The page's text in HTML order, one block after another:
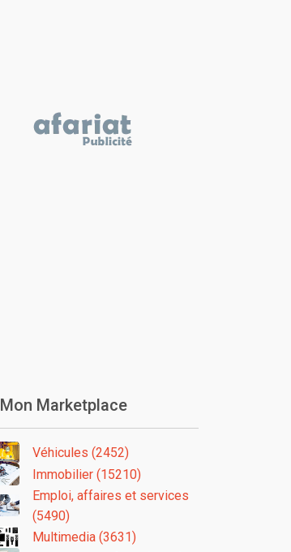
Mon Marketplace
Véhicules (2452)
Immobilier (15210)
Emploi, affaires et services
(5490)
Multimedia (3631)